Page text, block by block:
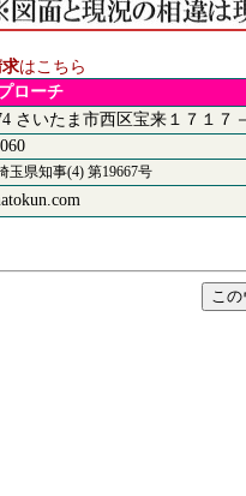
はこちら
ローチ
さいたま市西区宝来１７１７
玉県知事(4) 第19667号